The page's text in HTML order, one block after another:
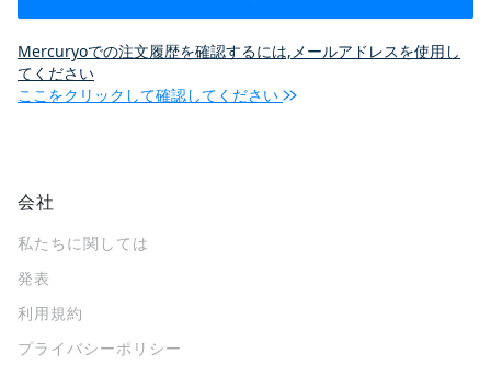
Mercuryoでの注文履歴を確認するには,メールアドレスを使用し
てください
ここをクリックして確認してください
会社
私たちに関しては
発表
利用規約
プライバシーポリシー